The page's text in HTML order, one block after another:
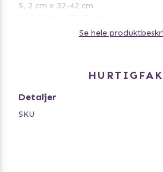
S, 2 cm x 32-42 cm
L, 2,5 cm x 42-52 cm
Se hele
Detaljer
SKU